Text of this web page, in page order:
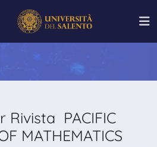
Rivista PACIFIC
MATHEMATICS